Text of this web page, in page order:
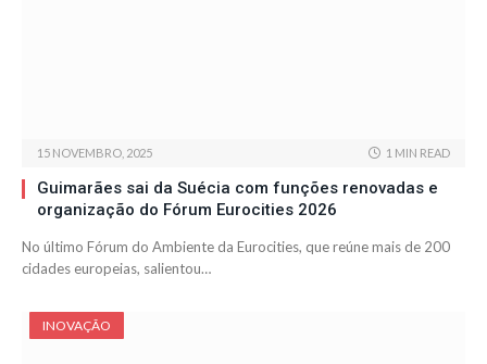
15 NOVEMBRO, 2025 1 MIN READ
Guimarães sai da Suécia com funções renovadas e
organização do Fórum Eurocities 2026
No último Fórum do Ambiente da Eurocities, que reúne mais de 200
cidades europeias, salientou…
INOVAÇÃO